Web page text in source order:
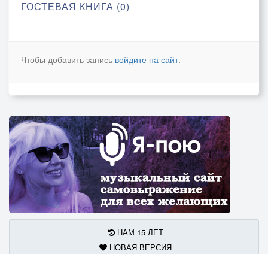
ГОСТЕВАЯ КНИГА (0)
Чтобы добавить запись войдите на сайт.
НАМ 15 ЛЕТ
НОВАЯ ВЕРСИЯ